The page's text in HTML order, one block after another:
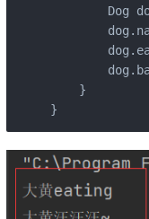
Dog
    }
}